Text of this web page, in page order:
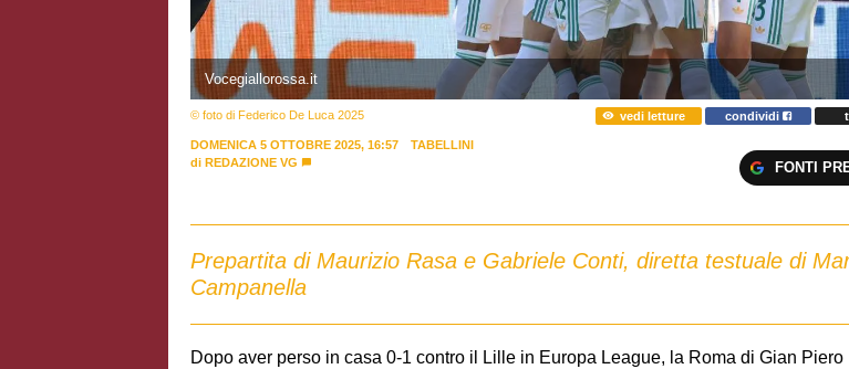
Vocegiallorossa.it
© foto di Federico De Luca 2025 vedi letture condividi
DOMENICA 5 OTTOBRE 2025, 16:57
TABELLINI
di REDAZIONE VG FONTI
Prepartita di Maurizio Rasa e Gabriele Conti, diretta testuale di
Campanella
Dopo aver perso in casa 0-1 contro il Lille in Europa League, la Roma di Gian Piero